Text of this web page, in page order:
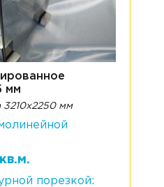
мм
3210х2250 мм
порезкой: